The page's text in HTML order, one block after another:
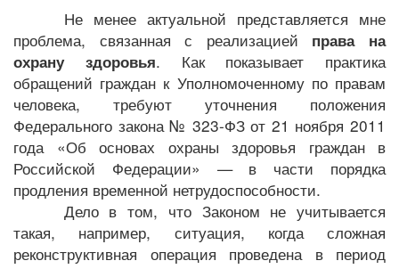
Не менее актуальной представляется мне
проблема, связанная с реализацией права на
охрану здоровья. Как показывает практика
обращений граждан к Уполномоченному по правам
человека, требуют уточнения положения
Федерального закона № 323-ФЗ от 21 ноября 2011
года «Об основах охраны здоровья граждан в
Российской Федерации» — в части порядка
продления временной нетрудоспособности.
Дело в том, что Законом не учитывается
такая, например, ситуация, когда сложная
реконструктивная операция проведена в период